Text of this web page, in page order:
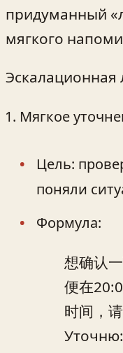
придуманный
мягкого
Эскалационная
Мягкое
Цель:
поняли
Формула:
想确认
便在
时间，
Уточню: